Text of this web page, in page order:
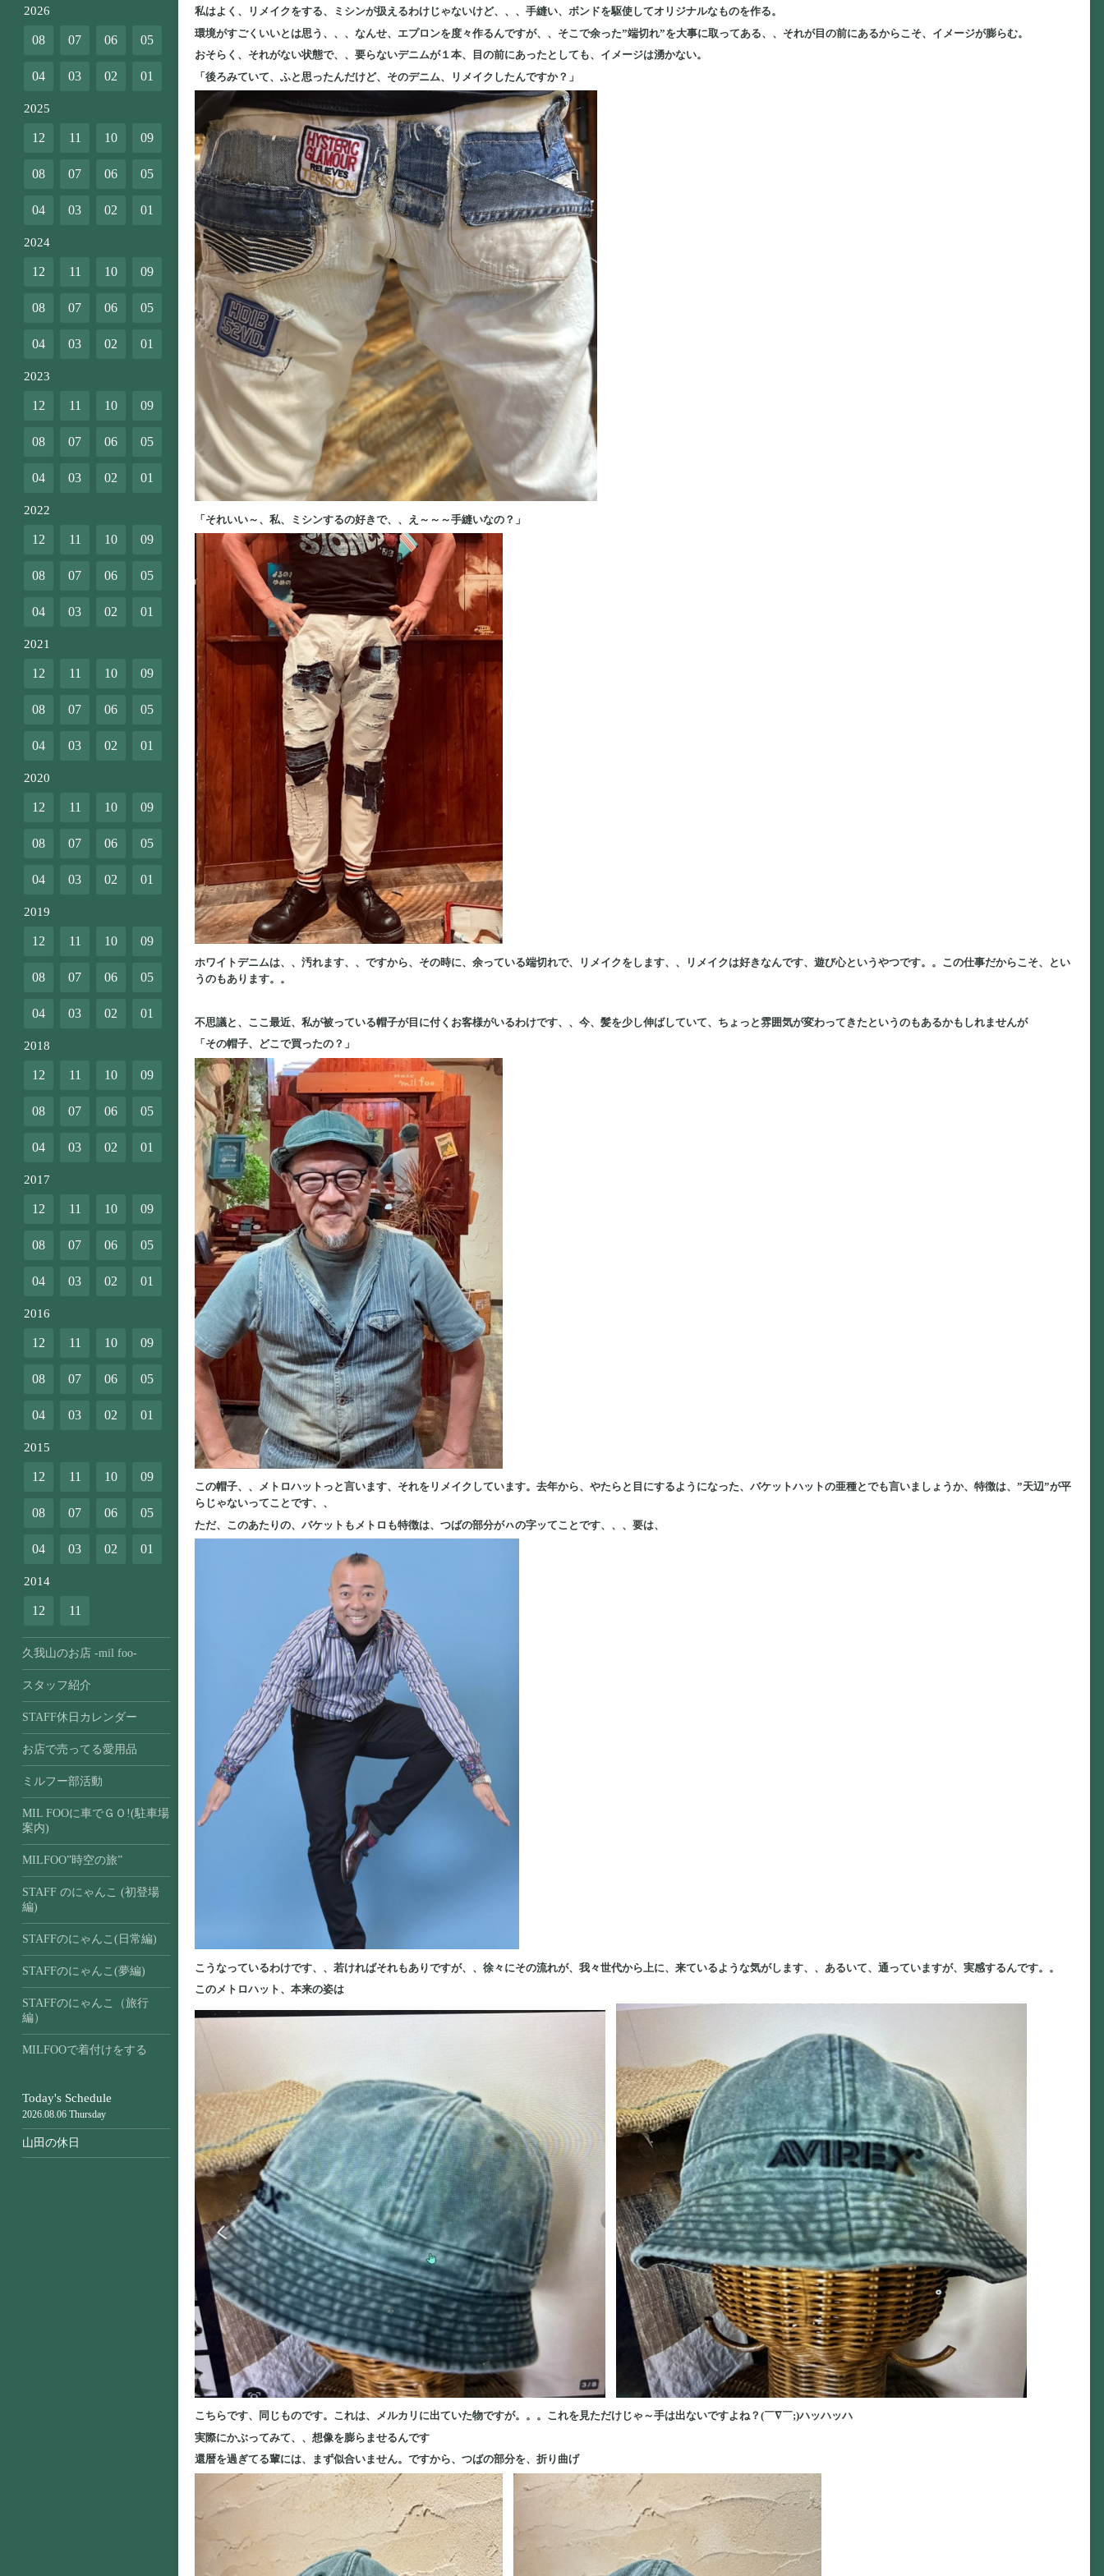
私はよく、リメイクをする、ミシンが扱えるわけじゃないけど、、、手縫い、ボンドを駆使してオリジナルなものを作る。
環境がすごくいいとは思う、、、なんせ、エプロンを度々作るんですが、、そこで余った”端切れ”を大事に取ってある、、それが目の前にあるからこそ、イメージが膨らむ。
おそらく、それがない状態で、、要らないデニムが１本、目の前にあったとしても、イメージは湧かない。
「後ろみていて、ふと思ったんだけど、そのデニム、リメイクしたんですか？」
「それいい～、私、ミシンするの好きで、、え～～～手縫いなの？」
ホワイトデニムは、、汚れます、、ですから、その時に、余っている端切れで、リメイクをします、、リメイクは好きなんです、遊び心というやつです。。この仕事だからこそ、とい
うのもあります。。
不思議と、ここ最近、私が被っている帽子が目に付くお客様がいるわけです、、今、髪を少し伸ばしていて、ちょっと雰囲気が変わってきたというのもあるかもしれませんが
「その帽子、どこで買ったの？」
この帽子、、メトロハットっと言います、それをリメイクしています。去年から、やたらと目にするようになった、バケットハットの亜種とでも言いましょうか、特徴は、”天辺”が平
らじゃないってことです、、
ただ、このあたりの、バケットもメトロも特徴は、つばの部分がㇵの字ッてことです、、、要は、
こうなっているわけです、、若ければそれもありですが、、徐々にその流れが、我々世代から上に、来ているような気がします、、あるいて、通っていますが、実感するんです。。
このメトロハット、本来の姿は
こちらです、同じものです。これは、メルカリに出ていた物ですが。。。これを見ただけじゃ～手は出ないですよね？(￣∇￣;)ハッハッハ
実際にかぶってみて、、想像を膨らませるんです
還暦を過ぎてる輩には、まず似合いません。ですから、つばの部分を、折り曲げ
2026
08 07 06 05
04 03 02 01
2025
12 11 10 09
08 07 06 05
04 03 02 01
2024
12 11 10 09
08 07 06 05
04 03 02 01
2023
12 11 10 09
08 07 06 05
04 03 02 01
2022
12 11 10 09
08 07 06 05
04 03 02 01
2021
12 11 10 09
08 07 06 05
04 03 02 01
2020
12 11 10 09
08 07 06 05
04 03 02 01
2019
12 11 10 09
08 07 06 05
04 03 02 01
2018
12 11 10 09
08 07 06 05
04 03 02 01
2017
12 11 10 09
08 07 06 05
04 03 02 01
2016
12 11 10 09
08 07 06 05
04 03 02 01
2015
12 11 10 09
08 07 06 05
04 03 02 01
2014
12 11
久我山のお店 -mil foo-
スタッフ紹介
STAFF休日カレンダー
お店で売ってる愛用品
ミルフー部活動
MIL FOOに車でＧＯ!(駐車場
案内)
MILFOO”時空の旅”
STAFF のにゃんこ (初登場
編)
STAFFのにゃんこ(日常編)
STAFFのにゃんこ(夢編)
STAFFのにゃんこ（旅行
編）
MILFOOで着付けをする
Today's Schedule
2026.08.06 Thursday
山田の休日